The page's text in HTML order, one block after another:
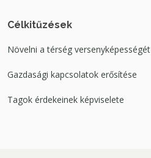
Célkitűzések
Növelni a térség versenyképességét
Gazdasági kapcsolatok erősítése
Tagok érdekeinek képviselete